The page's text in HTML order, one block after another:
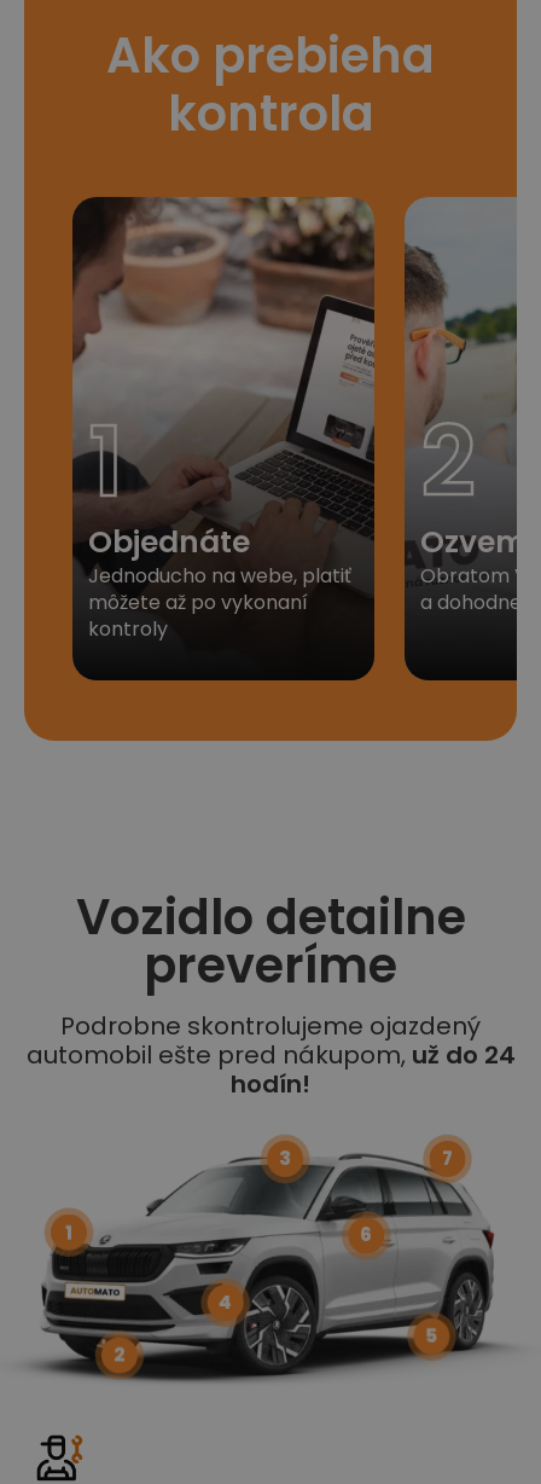
Ako prebieha
kontrola
1
Objednáte
Jednoducho na webe, platiť
môžete až po vykonaní
kontroly
2
Obratom
a
Vozidlo detailne
preveríme
Podrobne skontrolujeme ojazdený
automobil ešte pred nákupom, už do 24
hodín!
1
2
3
4
5
6
7